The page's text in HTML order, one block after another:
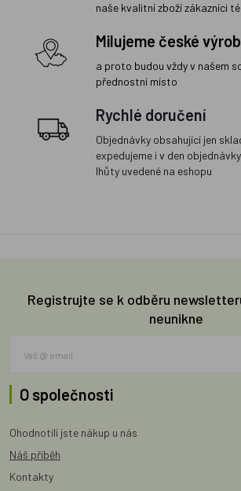
naše kvalitní zboží zákazníci
Milujeme české
a proto budou vždy v našem
přednostní místo
Rychlé doručení
Objednávky obsahující jen
expedujeme i v den
lhůty uvedené na eshopu
Registrujte se k odběru
neunikne
O společnosti
Ohodnotili jste nákup u nás
Náš příběh
Kontakty